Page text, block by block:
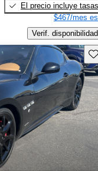
El precio incluye tasas
$467/mes
Verif. disponibilidad